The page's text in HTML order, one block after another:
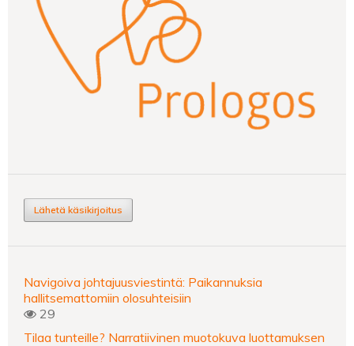
Lähetä käsikirjoitus
Navigoiva johtajuusviestintä: Paikannuksia
hallitsemattomiin olosuhteisiin
29
Tilaa tunteille? Narratiivinen muotokuva luottamuksen